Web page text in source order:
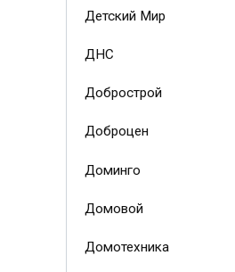
Детский Мир
ДНС
Добрострой
Доброцен
Доминго
Домовой
Домотехника